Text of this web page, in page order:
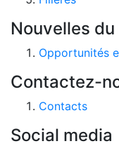
Nouvelles
Opportunités
Contactez-
Contacts
Social media